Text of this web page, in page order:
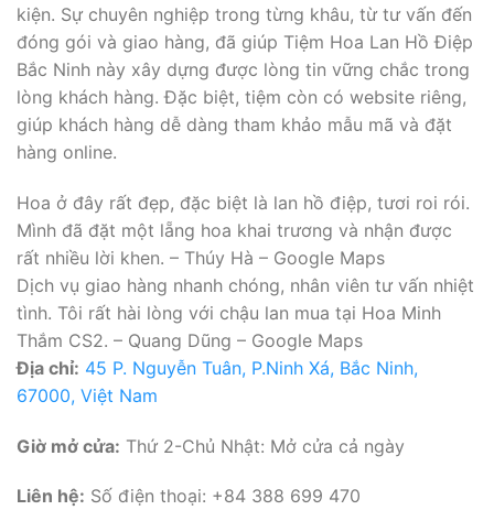
kiện. Sự chuyên nghiệp trong từng khâu, từ tư vấn đến
đóng gói và giao hàng, đã giúp Tiệm Hoa Lan Hồ Điệp
Bắc Ninh này xây dựng được lòng tin vững chắc trong
lòng khách hàng. Đặc biệt, tiệm còn có website riêng,
giúp khách hàng dễ dàng tham khảo mẫu mã và đặt
hàng online.
Hoa ở đây rất đẹp, đặc biệt là lan hồ điệp, tươi roi rói.
Mình đã đặt một lẵng hoa khai trương và nhận được
rất nhiều lời khen. – Thúy Hà – Google Maps
Dịch vụ giao hàng nhanh chóng, nhân viên tư vấn nhiệt
tình. Tôi rất hài lòng với chậu lan mua tại Hoa Minh
Thắm CS2. – Quang Dũng – Google Maps
Địa chỉ: 45 P. Nguyễn Tuân, P.Ninh Xá, Bắc Ninh,
67000, Việt Nam
Giờ mở cửa: Thứ 2-Chủ Nhật: Mở cửa cả ngày
Liên hệ: Số điện thoại: +84 388 699 470